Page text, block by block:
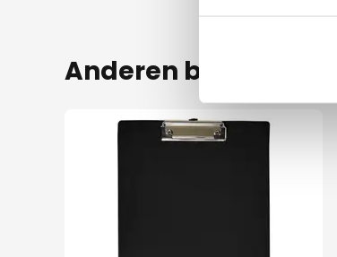
Anderen bekeken ook